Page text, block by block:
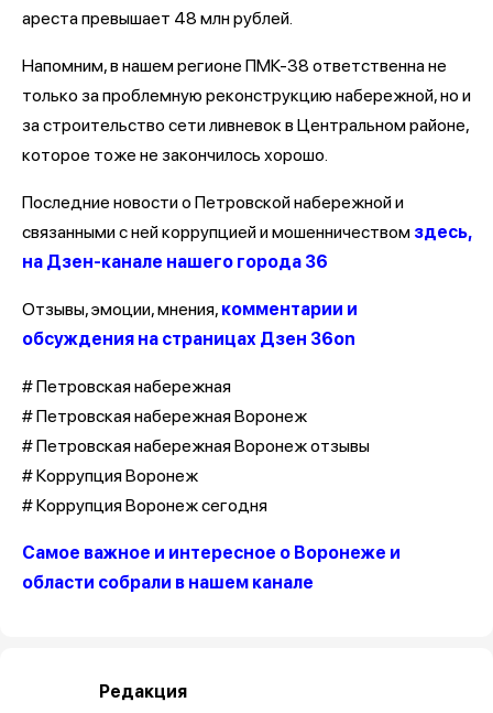
ареста превышает 48 млн рублей.
Напомним, в нашем регионе ПМК-38 ответственна не
только за проблемную реконструкцию набережной, но и
за строительство сети ливневок в Центральном районе,
которое тоже не закончилось хорошо.
Последние новости о Петровской набережной и
связанными с ней коррупцией и мошенничеством здесь,
на Дзен-канале нашего города 36
Отзывы, эмоции, мнения, комментарии и
обсуждения на страницах Дзен 36on
# Петровская набережная
# Петровская набережная Воронеж
# Петровская набережная Воронеж отзывы
# Коррупция Воронеж
# Коррупция Воронеж сегодня
Самое важное и интересное о Воронеже и
области собрали в нашем канале
Редакция